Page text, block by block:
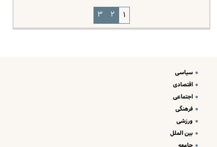
۱ ۲ ۳
سیاسی
اقتصادی
اجتماعی
فرهنگی
ورزشی
بین الملل